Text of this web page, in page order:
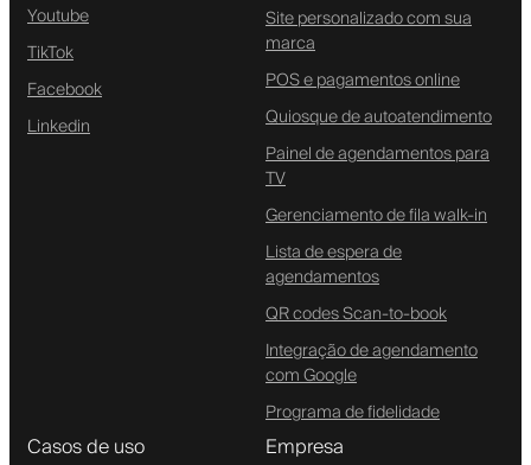
Youtube
TikTok
Facebook
Linkedin
Site personalizado com sua
marca
POS e pagamentos online
Quiosque de autoatendimento
Painel de agendamentos para
TV
Gerenciamento de fila walk-in
Lista de espera de
agendamentos
QR codes Scan-to-book
Integração de agendamento
com Google
Programa de fidelidade
Casos de uso Empresa